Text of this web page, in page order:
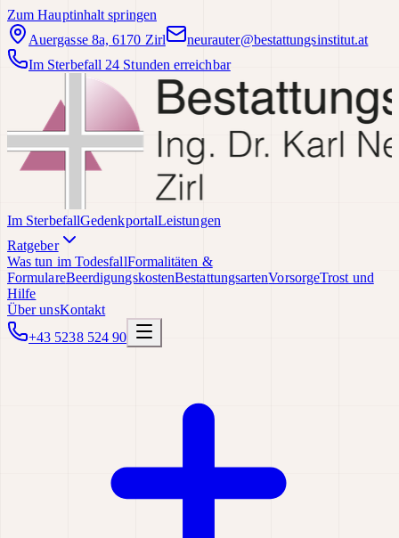
Zum Hauptinhalt springen
Auergasse 8a, 6170 Zirl
neurauter@bestattungsinstitut.at
Im Sterbefall 24 Stunden erreichbar
Im SterbefallGedenkportalLeistungen
Ratgeber
Was tun im TodesfallFormalitäten &
FormulareBeerdigungskostenBestattungsartenVorsorgeTrost und
Hilfe
Über unsKontakt
+43 5238 524 90